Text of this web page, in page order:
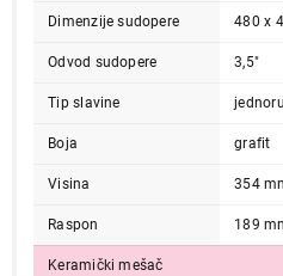
Dimenzije sudopere 480 x
Odvod sudopere 3,5"
Tip slavine
Boja grafit
Visina 354
Raspon 189
Keramički mešač